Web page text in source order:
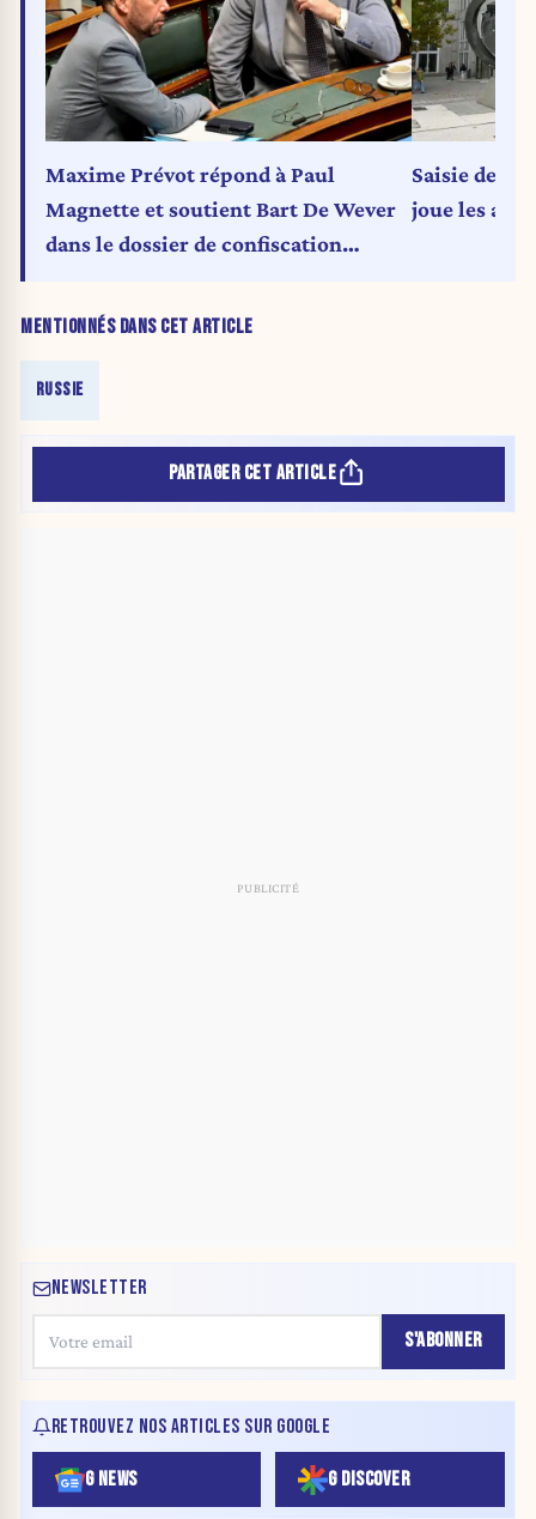
MENTIONNÉS DANS CET ARTICLE
RUSSIE
Maxime Prévot répond à Paul
Magnette et soutient Bart De Wever
dans le dossier de confiscation
Belgique
Saisie des
joue les
PARTAGER CET ARTICLE
NEWSLETTER
S'ABONNER
RETROUVEZ NOS ARTICLES SUR GOOGLE
G NEWS G DISCOVER